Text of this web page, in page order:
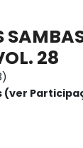
28
(ver